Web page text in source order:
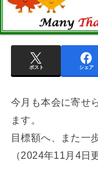
ポスト シェア
今月も本会に寄せ
ます。
目標額へ、また一
（2024年11月4日